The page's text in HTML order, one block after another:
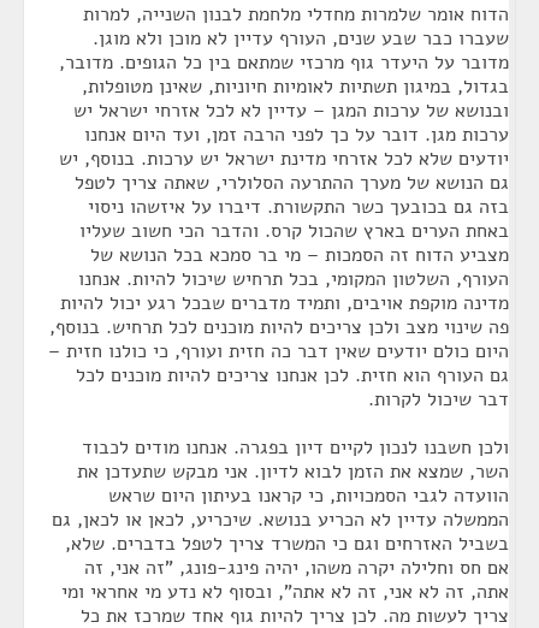
הדוח אומר שלמרות מחדלי מלחמת לבנון השנייה, למרות
שעברו כבר שבע שנים, העורף עדיין לא מוכן ולא מוגן.
מדובר על היעדר גוף מרכזי שמתאם בין כל הגופים. מדובר,
בגדול, במיגון תשתיות לאומיות חיוניות, שאינן מטופלות,
ובנושא של ערכות המגן – עדיין לא לכל אזרחי ישראל יש
ערכות מגן. דובר על כך לפני הרבה זמן, ועד היום אנחנו
יודעים שלא לכל אזרחי מדינת ישראל יש ערכות. בנוסף, יש
גם הנושא של מערך ההתרעה הסלולרי, שאתה צריך לטפל
בזה גם בכובעך כשר התקשורת. דיברו על איזשהו ניסוי
באחת הערים בארץ שהכול קרס. והדבר הכי חשוב שעליו
מצביע הדוח זה הסמכות – מי בר סמכא בכל הנושא של
העורף, השלטון המקומי, בכל תרחיש שיכול להיות. אנחנו
מדינה מוקפת אויבים, ותמיד מדברים שבכל רגע יכול להיות
פה שינוי מצב ולכן צריכים להיות מוכנים לכל תרחיש. בנוסף,
היום כולם יודעים שאין דבר כה חזית ועורף, כי כולנו חזית –
גם העורף הוא חזית. לכן אנחנו צריכים להיות מוכנים לכל
דבר שיכול לקרות.
ולכן חשבנו לנכון לקיים דיון בפגרה. אנחנו מודים לכבוד
השר, שמצא את הזמן לבוא לדיון. אני מבקש שתעדכן את
הוועדה לגבי הסמכויות, כי קראנו בעיתון היום שראש
הממשלה עדיין לא הכריע בנושא. שיכריע, לכאן או לכאן, גם
בשביל האזרחים וגם כי המשרד צריך לטפל בדברים. שלא,
אם חס וחלילה יקרה משהו, יהיה פינג-פונג, "זה אני, זה
אתה, זה לא אני, זה לא אתה", ובסוף לא נדע מי אחראי ומי
צריך לעשות מה. לכן צריך להיות גוף אחד שמרכז את כל